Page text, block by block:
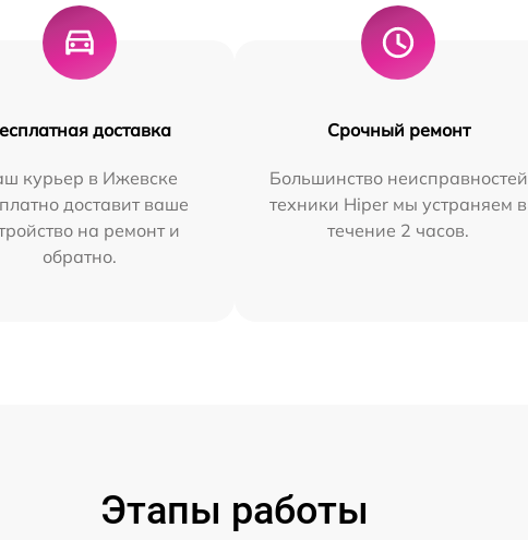
доставка
курьер в Ижевске
доставит ваше
на ремонт и
обратно.
Срочный ремонт
Большинство неисправностей
техники Hiper мы устраняем в
течение 2 часов.
Этапы работы